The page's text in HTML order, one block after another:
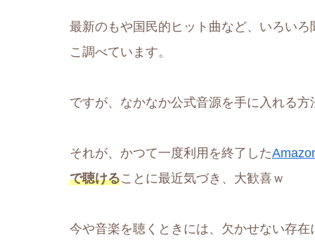
最新のもや国民的ヒット曲など、いろい
こ調べています。
ですが、なかなか公式音源を手に入れる
それが、かつて一度利用を終了した
で聴けることに最近気づき、大歓喜ｗ
今や音楽を聴くときには、欠かせない存在